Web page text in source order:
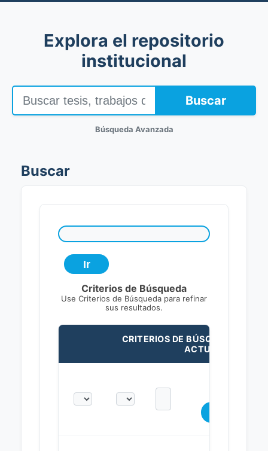
Explora el repositorio
institucional
Buscar
Búsqueda Avanzada
Buscar
Criterios de Búsqueda
Use Criterios de Búsqueda para refinar
sus resultados.
CRITERIOS DE BÚSQUEDA
ACTUALES: